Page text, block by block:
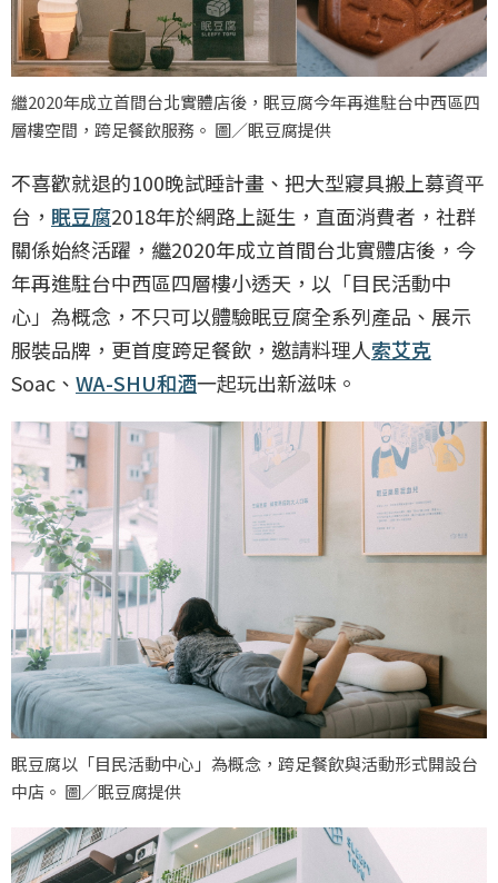
繼2020年成立首間台北實體店後，眠豆腐今年再進駐台中西區四
層樓空間，跨足餐飲服務。 圖／眠豆腐提供
不喜歡就退的100晚試睡計畫、把大型寢具搬上募資平
台， 眠豆腐2018年於網路上誕生，直面消費者，社群
關係始終活躍，繼2020年成立首間台北實體店後，今
年再進駐台中西區四層樓小透天，以「目民活動中
心」為概念，不只可以體驗眠豆腐全系列產品、展示
服裝品牌，更首度跨足餐飲，邀請料理人索艾克
Soac、 WA-SHU和酒一起玩出新滋味。
眠豆腐以「目民活動中心」為概念，跨足餐飲與活動形式開設台
中店。 圖／眠豆腐提供